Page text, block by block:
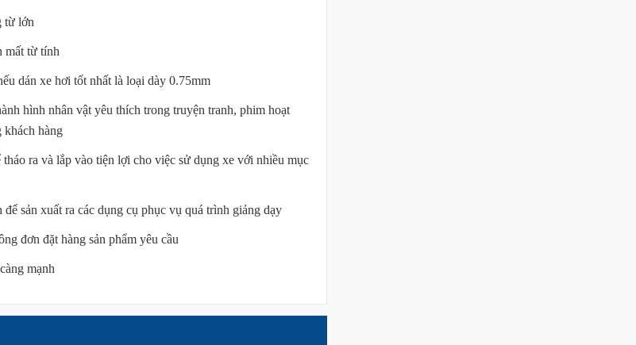
từ lớn
mất từ tính
dán xe hơi tốt nhất là loại dày 0.75mm
hình nhân vật yêu thích trong truyện tranh, phim hoạt
khách hàng
ra và lắp vào tiện lợi cho việc sử dụng xe với nhiều mục
sản xuất ra các dụng cụ phục vụ quá trình giảng dạy
đơn đặt hàng sản phẩm yêu cầu
mạnh